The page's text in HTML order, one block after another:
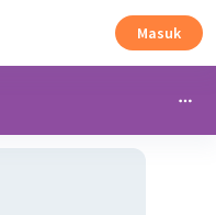
Masuk